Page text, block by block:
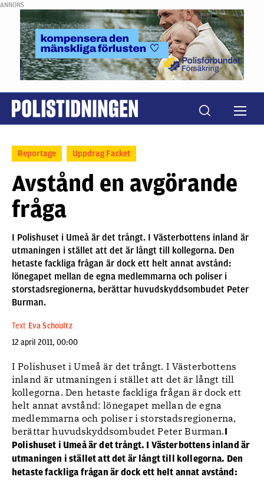
ANNONS
Reportage Uppdrag Facket
Avstånd en avgörande
fråga
I Polishuset i Umeå är det trångt. I Västerbottens inland är
utmaningen i stället att det är långt till kollegorna. Den
hetaste fackliga frågan är dock ett helt annat avstånd:
lönegapet mellan de egna medlemmarna och poliser i
storstadsregionerna, berättar huvudskyddsombudet Peter
Burman.
Text Eva Schoultz
12 april 2011, 00:00
I Polishuset i Umeå är det trångt. I Västerbottens
inland är utmaningen i stället att det är långt till
kollegorna. Den hetaste fackliga frågan är dock ett
helt annat avstånd: lönegapet mellan de egna
medlemmarna och poliser i storstadsregionerna,
berättar huvudskyddsombudet Peter Burman.I
Polishuset i Umeå är det trångt. I Västerbottens inland är
utmaningen i stället att det är långt till kollegorna. Den
hetaste fackliga frågan är dock ett helt annat avstånd: